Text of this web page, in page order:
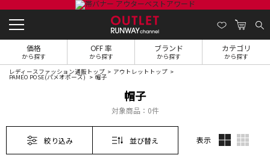
価格
から探す
OFF 率
から探す
ブランド
から探す
カテゴリ
から探す
レディースファッション通販トップ アウトレットトップ
PAMEO POSE(パメオポーズ) 帽子
帽子
対象商品： 0件
絞り込み 並び替え 表示